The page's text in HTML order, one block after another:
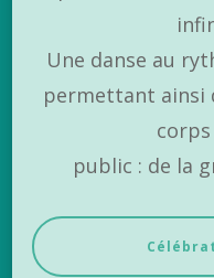
Une danse au
permettant ainsi
public : de la